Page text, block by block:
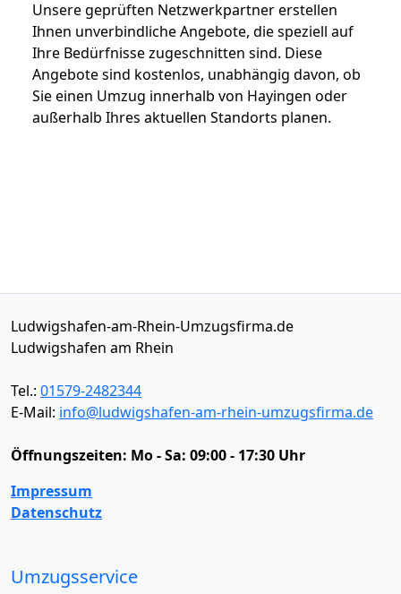
Unsere geprüften Netzwerkpartner erstellen
Ihnen unverbindliche Angebote, die speziell auf
Ihre Bedürfnisse zugeschnitten sind. Diese
Angebote sind kostenlos, unabhängig davon, ob
Sie einen Umzug innerhalb von Hayingen oder
außerhalb Ihres aktuellen Standorts planen.
Ludwigshafen-am-Rhein-Umzugsfirma.de
Ludwigshafen am Rhein
Tel.: 01579-2482344
E-Mail: info@ludwigshafen-am-rhein-umzugsfirma.de
Öffnungszeiten: Mo - Sa: 09:00 - 17:30 Uhr
Impressum
Datenschutz
Umzugsservice